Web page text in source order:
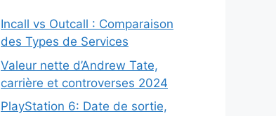
Incall vs Outcall : Comparaison
des Types de Services
Valeur nette d’Andrew Tate,
carrière et controverses 2024
PlayStation 6: Date de sortie,